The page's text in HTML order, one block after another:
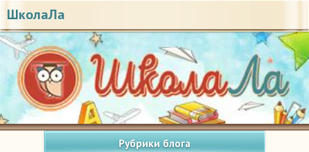
ШколаЛа
Рубрики блога